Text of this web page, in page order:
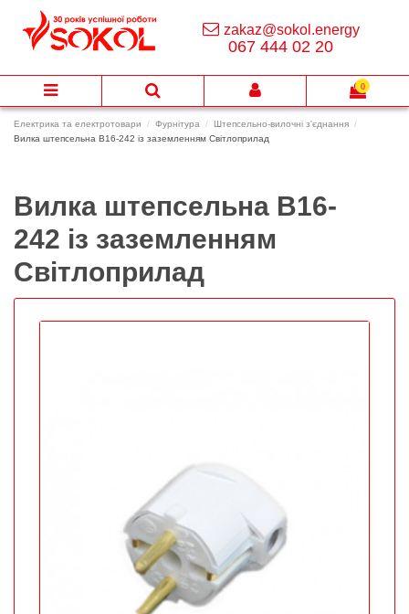
Електрика та електротовари Фурнітура
Штепсельно-вилочні з'єднання
Вилка штепсельна В16-242 із заземленням Світлоприлад
Вилка штепсельна В16-
242 із заземленням
Світлоприлад
zakaz@sokol.energy
067 444 02 20
0